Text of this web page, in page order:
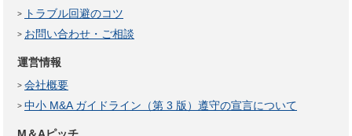
トラブル回避のコツ
お問い合わせ・ご相談
運営情報
会社概要
中小 M&A ガイドライン（第 3 版）遵守の宣言について
M＆Aピッチ